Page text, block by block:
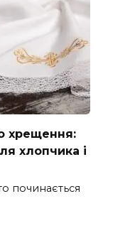
хрещення:
хлопчика і
починається